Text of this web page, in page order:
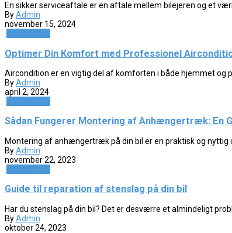
En sikker serviceaftale er en aftale mellem bilejeren og et
ByAdmin
november 15, 2024
Optimer Din Komfort med Professionel
Aircondition er en vigtig del af komforten i både hjemmet og
ByAdmin
april 2, 2024
Sådan Fungerer Montering af Anhængertræk: En
Montering af anhængertræk på din bil er en praktisk og nyttig
ByAdmin
november 22, 2023
Guide til reparation af stenslag på din bil
Har du stenslag på din bil? Det er desværre et almindeligt
ByAdmin
oktober 24, 2023